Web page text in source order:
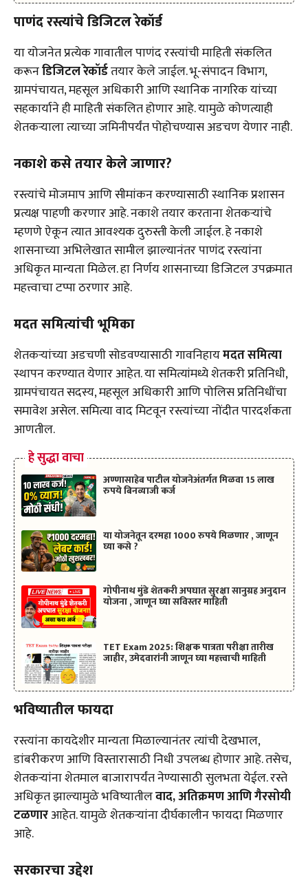
पाणंद रस्त्यांचे डिजिटल रेकॉर्ड
या योजनेत प्रत्येक गावातील पाणंद रस्त्यांची माहिती संकलित
करूनडिजिटल रेकॉर्डतयार केले जाईल. भू-संपादन विभाग,
ग्रामपंचायत, महसूल अधिकारी आणि स्थानिक नागरिक यांच्या
सहकार्याने ही माहिती संकलित होणार आहे. यामुळे कोणत्याही
शेतकऱ्याला त्याच्या जमिनीपर्यंत पोहोचण्यास अडचण येणार नाही.
नकाशे कसे तयार केले जाणार?
रस्त्यांचे मोजमाप आणि सीमांकन करण्यासाठी स्थानिक प्रशासन
प्रत्यक्ष पाहणी करणार आहे. नकाशे तयार करताना शेतकऱ्यांचे
म्हणणे ऐकून त्यात आवश्यक दुरुस्ती केली जाईल. हे नकाशे
शासनाच्या अभिलेखात सामील झाल्यानंतर पाणंद रस्त्यांना
अधिकृत मान्यता मिळेल. हा निर्णय शासनाच्या डिजिटल उपक्रमात
महत्त्वाचा टप्पा ठरणार आहे.
मदत समित्यांची भूमिका
शेतकऱ्यांच्या अडचणी सोडवण्यासाठी गावनिहायमदत समित्या
स्थापन करण्यात येणार आहेत. या समित्यांमध्ये शेतकरी प्रतिनिधी,
ग्रामपंचायत सदस्य, महसूल अधिकारी आणि पोलिस प्रतिनिधींचा
समावेश असेल. समित्या वाद मिटवून रस्त्यांच्या नोंदीत पारदर्शकता
आणतील.
हे सुद्धा वाचा
अण्णासाहेब पाटील योजनेअंतर्गत मिळवा 15 लाख
रुपये बिनव्याजी कर्ज
या योजनेतून दरमहा 1000 रुपये मिळणार , जाणून
घ्या कसे ?
गोपीनाथ मुंडे शेतकरी अपघात सुरक्षा सानुग्रह अनुदान
योजना , जाणून घ्या सविस्तर माहिती
TET Exam 2025: शिक्षक पात्रता परीक्षा तारीख
जाहीर, उमेदवारांनी जाणून घ्या महत्त्वाची माहिती
भविष्यातील फायदा
रस्त्यांना कायदेशीर मान्यता मिळाल्यानंतर त्यांची देखभाल,
डांबरीकरण आणि विस्तारासाठी निधी उपलब्ध होणार आहे. तसेच,
शेतकऱ्यांना शेतमाल बाजारापर्यंत नेण्यासाठी सुलभता येईल. रस्ते
अधिकृत झाल्यामुळे भविष्यातीलवाद, अतिक्रमण आणि गैरसोयी
टळणारआहेत. यामुळे शेतकऱ्यांना दीर्घकालीन फायदा मिळणार
आहे.
सरकारचा उद्देश